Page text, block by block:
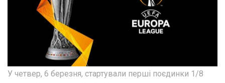
У четвер, 6 березня, стартували перші поєдинки 1/8